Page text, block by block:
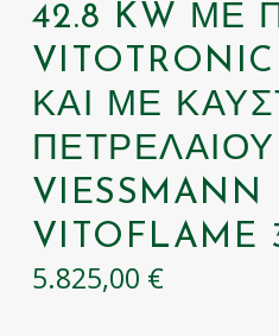
42.8 KW ΜΕ
ΚΑΙ ΜΕ
ΠΕΤΡΕΛΑΊΟΥ
VIESSMANN
VITOFLAME
5.825,00 €